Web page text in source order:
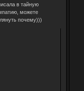
в тайную
можете
почему)))